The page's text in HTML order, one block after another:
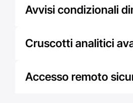
Avvisi condizionali
Cruscotti analitici
Accesso remoto